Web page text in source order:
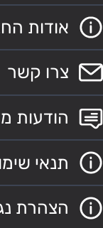
אודות
צרו קשר
הודעות
תנאי
הצהרת